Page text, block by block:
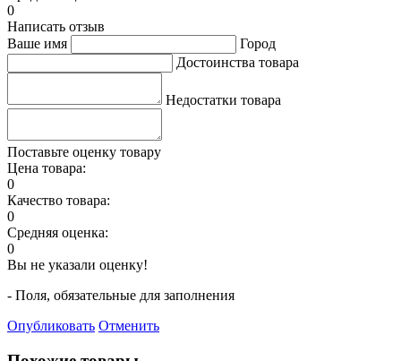
0
Написать отзыв
Ваше имя
Город
Достоинства товара
Недостатки товара
Поставьте оценку товару
Цена товара:
0
Качество товара:
0
Средняя оценка:
0
Вы не указали оценку!
- Поля, обязательные для заполнения
Опубликовать Отменить